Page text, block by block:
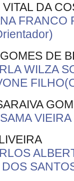
DA
FRANCO
DE
WILZA
DOS